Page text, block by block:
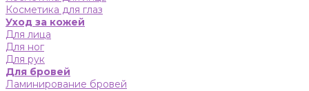
Косметика для глаз
Уход за кожей
Для лица
Для ног
Для рук
Для бровей
Ламинирование бровей